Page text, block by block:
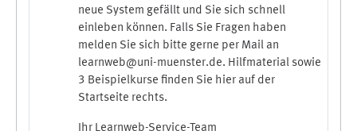
neue System gefällt und Sie sich schnell
einleben können. Falls Sie Fragen haben
melden Sie sich bitte gerne per Mail an
learnweb@uni-muenster.de. Hilfmaterial sowie
3 Beispielkurse finden Sie hier auf der
Startseite rechts.
Ihr Learnweb-Service-Team